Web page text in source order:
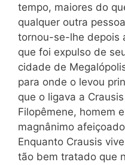
tempo, maiores do
qualquer outra
tornou-se-lhe depois
que foi expulso de
cidade de
para onde o levou
que o ligava a
Filopêmene, homem
magnânimo
Enquanto Crausis
tão bem tratado que